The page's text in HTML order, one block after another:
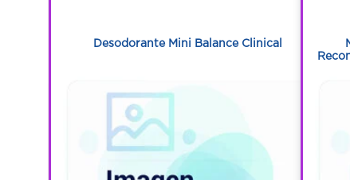
Desodorante Mini Balance Clinical